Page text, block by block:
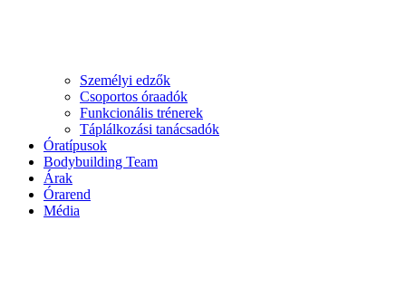
Személyi edzők
Csoportos óraadók
Funkcionális trénerek
Táplálkozási tanácsadók
Óratípusok
Bodybuilding Team
Árak
Órarend
Média